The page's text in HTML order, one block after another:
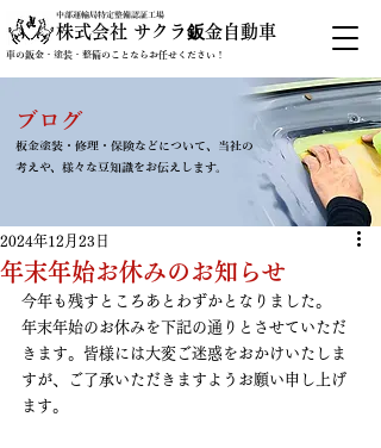
株式会社 サクラ鈑金自動車
中部運輸局特定整備認証工場
車の鈑金・塗装・整備のことならお任せください！
ブログ
板金塗装・修理・保険などについて、当社の
考えや、様々な豆知識をお伝えします。
年末年始お休みのお知らせ
2024年12月23日
今年も残すところあとわずかとなりました。
年末年始のお休みを下記の通りとさせていただ
きます。皆様には大変ご迷惑をおかけいたしま
すが、ご了承いただきますようお願い申し上げ
ます。